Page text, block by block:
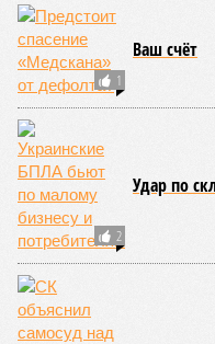
1
Ваш счёт
2
Удар по